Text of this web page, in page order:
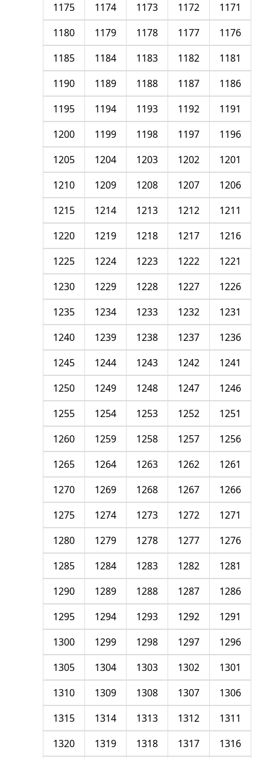
1171
1172
1173
1174
1175
1176
1177
1178
1179
1180
1181
1182
1183
1184
1185
1186
1187
1188
1189
1190
1191
1192
1193
1194
1195
1196
1197
1198
1199
1200
1201
1202
1203
1204
1205
1206
1207
1208
1209
1210
1211
1212
1213
1214
1215
1216
1217
1218
1219
1220
1221
1222
1223
1224
1225
1226
1227
1228
1229
1230
1231
1232
1233
1234
1235
1236
1237
1238
1239
1240
1241
1242
1243
1244
1245
1246
1247
1248
1249
1250
1251
1252
1253
1254
1255
1256
1257
1258
1259
1260
1261
1262
1263
1264
1265
1266
1267
1268
1269
1270
1271
1272
1273
1274
1275
1276
1277
1278
1279
1280
1281
1282
1283
1284
1285
1286
1287
1288
1289
1290
1291
1292
1293
1294
1295
1296
1297
1298
1299
1300
1301
1302
1303
1304
1305
1306
1307
1308
1309
1310
1311
1312
1313
1314
1315
1316
1317
1318
1319
1320